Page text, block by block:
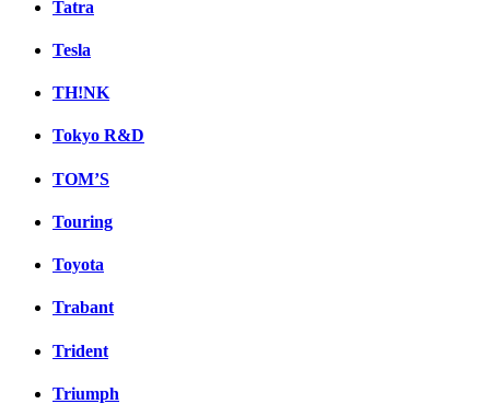
Tatra
Tesla
TH!NK
Tokyo R&D
TOM’S
Touring
Toyota
Trabant
Trident
Triumph